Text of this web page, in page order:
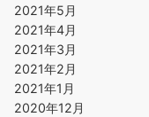
2021年5月
2021年4月
2021年3月
2021年2月
2021年1月
2020年12月